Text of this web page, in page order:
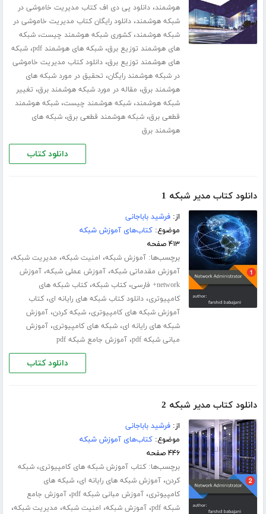
هوشمند،دانلود پی دی اف کتاب مدیریت خاموشی در
شبکه هوشمند،دانلود رایگان کتاب مدیریت خاموشی در
شبکه هوشمند،کشوری شبکه هوشمند چیست،شبکه
های هوشمند توزیع برق،شبکه های هوشمند pdf ،شبکه
های هوشمند توزیع برق،دانلود کتاب مدیریت خاموشی
در شبکه هوشمند رایگان، تحقیق در مورد شبکه های
هوشمند برق، مقاله در مورد شبکه هوشمند برق، تغییر
شبکه هوشمند،شبکه هوشمند چیست،شبکه هوشمند
قطعی برق،شبکه هوشمند قطعی برق،شبکه های
هوشمند برق
دانلود کتاب
دانلود کتاب مدیر شبکه 1
از:فرشید باباجانی
موضوع:کتاب‌های آموزش شبکه
۴۱۳ صفحه
برچسب‌ها:آموزش شبکه، امنیت شبکه، مدیریت شبکه،
آموزش مقدماتی شبکه،آموزش عملی شبکه،آموزش
network+ فارسی
،کتاب شبکه،کتاب شبکه های
کامپیوتری،دانلود کتاب شبکه های رایانه ای،کتاب
آموزش شبکه های کامپیوتری،شبکه کردن،آموزش
شبکه های رایانه ای،شبکه های کامپیوتری،آموزش
مبانی شبکه pdf
،آموزش جامع شبکه pdf
دانلود کتاب
دانلود کتاب مدیر شبکه 2
از:فرشید باباجانی
موضوع:کتاب‌های آموزش شبکه
۴۴۶ صفحه
برچسب‌ها:کتاب آموزش شبکه های کامپیوتری،شبکه
کردن،آموزش شبکه های رایانه ای،شبکه های
کامپیوتری،آموزش مبانی شبکه pdf ،آموزش جامع
شبکه pdf
،آموزش شبکه، امنیت شبکه، مدیریت شبکه،